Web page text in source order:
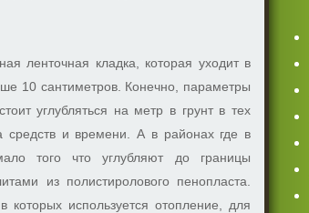
ленточная кладка, которая уходит в
10 сантиметров. Конечно, параметры
углубляться на метр в грунт в тех
средств и времени. А в районах где в
того что углубляют до границы
из полистиролового пенопласта.
используется отопление, для